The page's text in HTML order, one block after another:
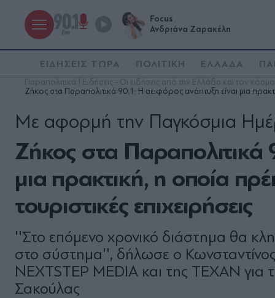
Focus
Ανδριάνα Ζαρακέλη
ΕΙΔΗΣΕΙΣ ΤΩΡΑ ΠΟΛΙΤΙΚΗ ΕΛΛΑΔΑ
Παραπολιτικά | Ειδήσεις - Οι ειδήσεις από την Ελλάδα και τον κόσμο
Ζήκος στα Παραπολιτικά 90,1: Η αειφόρος ανάπτυξη είναι μια
Ζήκος στα Παραπολιτικά
μια πρακτική, η οποία
τουριστικές επιχειρήσεις
Με αφορμή την Παγκόσμια
''Στο επόμενο χρονικό διάστημα θα
στο σύστημα'', δήλωσε ο
NEXTSTEP MEDIA και της ΤΕΧΑΝ για
Σακούλας